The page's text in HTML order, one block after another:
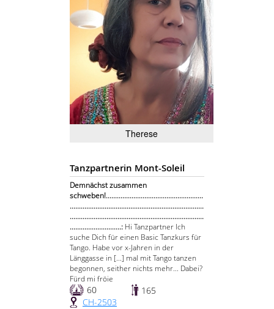
Therese
Tanzpartnerin Mont-Soleil
Demnächst zusammen
schweben!.....................................................
.........................................................................
.........................................................................
............................: Hi Tanzpartner Ich
suche Dich für einen Basic Tanzkurs für
Tango. Habe vor x-Jahren in der
Länggasse in [...] mal mit Tango tanzen
begonnen, seither nichts mehr... Dabei?
Fürd mi fröie
60
165
CH-2503